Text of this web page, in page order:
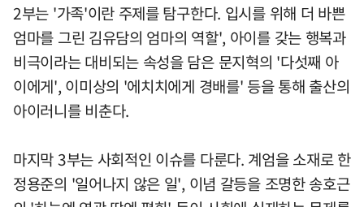
2부는 '가족'이란 주제를 탐구한다. 입시를 위해 더 바쁜
엄마를 그린 김유담의 엄마의 역할', 아이를 갖는 행복과
비극이라는 대비되는 속성을 담은 문지혁의 '다섯째 아
이에게', 이미상의 '에치치에게 경배를' 등을 통해 출산의
아이러니를 비춘다.
마지막 3부는 사회적인 이슈를 다룬다. 계엄을 소재로 한
정용준의 '일어나지 않은 일', 이념 갈등을 조명한 송호근